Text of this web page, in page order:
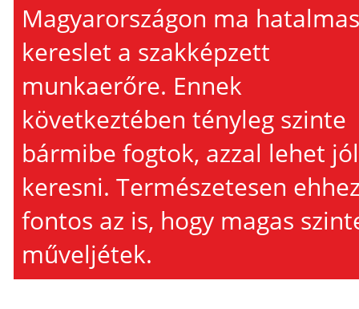
Magyarországon ma
kereslet a szakképzett
munkaerőre. Ennek
következtében tényleg szinte
bármibe fogtok, azzal lehet jól
keresni. Természetesen
fontos az is, hogy magas
műveljétek.